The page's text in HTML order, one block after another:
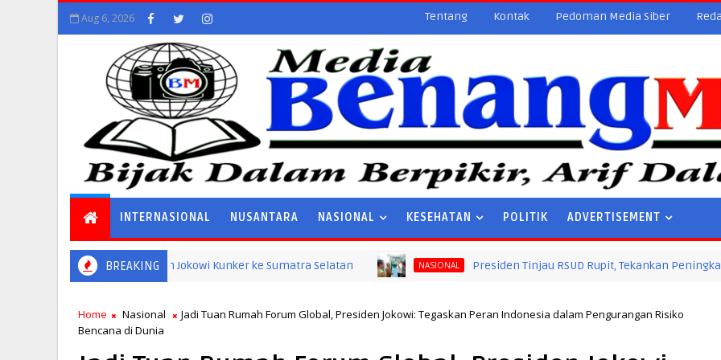
Aug 6, 2026 Tentang Kontak Pedoman Media Siber
INTERNASIONAL NUSANTARA NASIONAL KESEHATAN POLITIK ADVERTISEMENT
BREAKING
Presiden Jokowi Kunker ke Sumatra Selatan NASIONAL Presiden Tinjau RSUD Rupit, Tekankan Peningkatan
Home Nasional
Jadi Tuan Rumah Forum Global, Presiden Jokowi: Tegaskan Peran Indonesia dalam Pengurangan Risiko
Bencana di Dunia